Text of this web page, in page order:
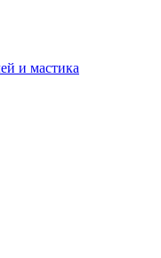
и мастика